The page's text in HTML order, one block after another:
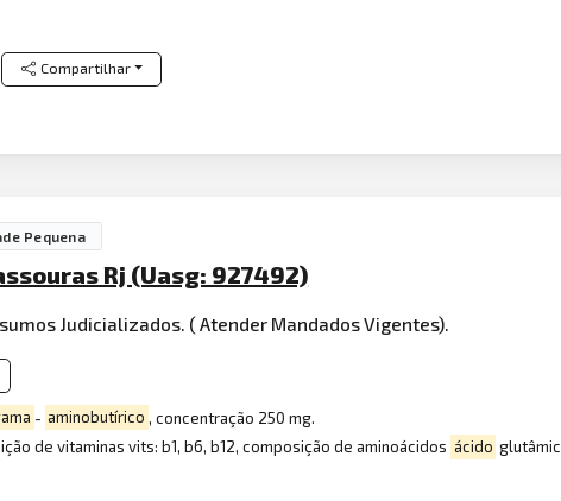
Compartilhar
Pequena
Rj (Uasg: 927492)
Judicializados. ( Atender Mandados Vigentes).
- aminobutírico , concentração 250 mg.
de vitaminas vits: b1, b6, b12, composição de aminoácidos ácido